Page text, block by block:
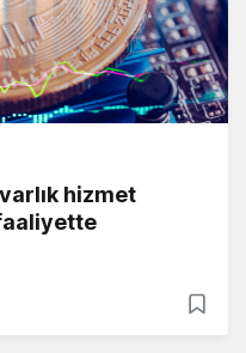
hizmet